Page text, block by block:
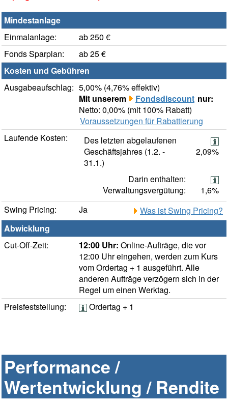
Mindestanlage
Einmalanlage:
ab 250 €
Fonds Sparplan:
ab 25 €
Kosten und Gebühren
Ausgabeaufschlag: 5,00% (4,76% effektiv)
Mit unserem
Fondsdiscount nur:
Netto: 0,00% (mit 100% Rabatt)
Voraussetzungen für Rabattierung
Laufende Kosten:
Des letzten abgelaufenen
Geschäftsjahres (1.2. -
31.1.)
2,09%
Darin enthalten:
Verwaltungsvergütung:
1,6%
Swing Pricing:
Ja
Was ist Swing Pricing?
Abwicklung
Cut-Off-Zeit:
12:00 Uhr: Online-Aufträge, die vor
12:00 Uhr eingehen, werden zum Kurs
vom Ordertag + 1 ausgeführt. Alle
anderen Aufträge verzögern sich in der
Regel um einen Werktag.
Preisfeststellung:
Ordertag + 1
Performance /
Wertentwicklung / Rendite